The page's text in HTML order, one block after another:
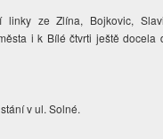
ze Zlína, Bojkovic,
i k Bílé čtvrti ještě docela
v ul. Solné.